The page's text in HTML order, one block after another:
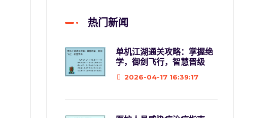
热门新闻
单机江湖通关攻略：掌握绝
学，御剑飞行，智慧晋级
2026-04-17 16:39:17